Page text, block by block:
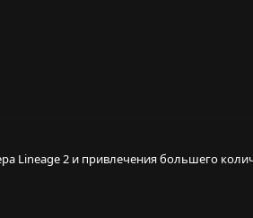
Lineage 2 и привлечения большего